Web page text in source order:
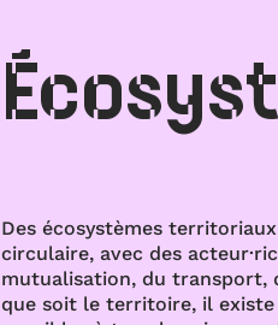
Des écosystèmes
circulaire, avec des
mutualisation, du transport,
que soit le territoire, il